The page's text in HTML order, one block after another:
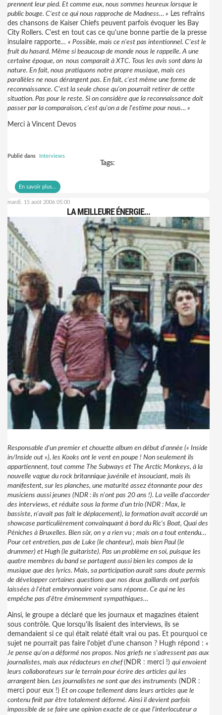
prennent leur pied. Et comme eux, nous sommes heureux lorsque le
public bouge. C'est ce qui nous rapproche de Madness… » Les refrains
des chansons de Kaiser Chiefs peuvent parfois évoquer les Bay
City Rollers. C'est en tout cas ce qu'une bonne partie de la presse
insulaire rapporte… « Possible, mais ce n'est pas intentionnel. C'est le
fruit du hasard. Même si beaucoup de monde nous le rappelle. A une
certaine époque, on nous comparait à XTC. Tous les avis sont dans la
nature. En fait, nous pratiquons notre propre musique, mais ces
parallèles ne nous dérangent pas. En fait, c'est même une forme de
reconnaissance. C'est la seule chose qu'on pourrait retirer de cette
situation. Pas pour le reste. Si on considère que la reconnaissance doit
passer par la comparaison, c'est qu'on a de l'estime pour nous… »
Merci à Vincent Devos
Publié dans Interviews
Tags:
En savoir plus...
mardi, 15 août 2006 05:00
LA MEILLEURE ÉNERGIE...
Responsable d'un premier et chouette album en début d'année (« Inside
in/Inside out »), les Kooks ont le vent en poupe ! Non seulement ils
appartiennent, tout comme The Subways et The Arctic Monkeys, à la
nouvelle vague du rock britannique juvénile et insouciant, mais ils
manifestent, sur les planches, une maturité assez étonnante pour des
musiciens aussi jeunes (NDR : ils n'ont pas 20 ans !). La veille d'accorder
des interviews, et réduite sous la forme d'un trio (NDR : Max, le
bassiste, n'avait pas fait le déplacement), la formation avait accordé un
showcase particulièrement convainquant à bord du Ric's Boat, Quai des
Péniches à Bruxelles. Bien sûr, on y a rien vu ; mais on a tout entendu…
Pour cet entretien, pas de Luke (le chanteur), mais bien Paul (le
drummer) et Hugh (le guitariste). Pas un problème en soi, puisque les
quatre membres du band se partagent aussi bien les compos de la
musique que des lyrics. Mais, sa participation aurait sans doute permis
de développer certaines questions que nos deux gaillards ont parfois
laissées à l'état embryonnaire voire sans réponse. Ce qui ne les
empêche pas d'être éminemment sympathiques…
Ainsi, le groupe a déclaré que les journaux et magazines étaient
sous contrôle. Que lorsqu'ils lisaient des interviews, ils se
demandaient si ce qui était relaté était vrai ou pas. Et pourquoi ce
sujet ne pourrait pas faire l'objet d'une chanson ? Hugh répond : «
Je pense qu'on a déformé nos propos. Nos griefs ne s'adressent pas aux
journalistes, mais aux rédacteurs en chef(NDR : merci !) qui envoient
leurs collaborateurs sur le terrain pour écrire des articles qui les
arrangent bien. Les journalistes ne sont que des instruments (NDR :
merci pour eux !) Et on coupe tellement dans leurs articles que le
contenu finit par être totalement déformé. Ainsi il devient parfois
impossible de se faire une opinion exacte de ce que l'interlocuteur a